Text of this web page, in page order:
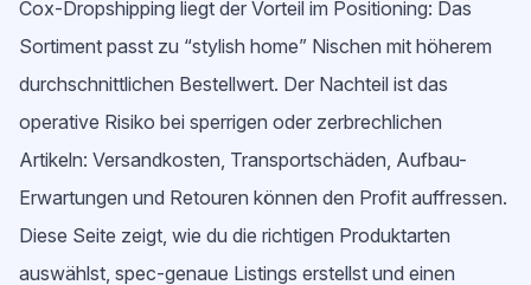
Cox-Dropshipping liegt der Vorteil im Positioning: Das
Sortiment passt zu “stylish home” Nischen mit höherem
durchschnittlichen Bestellwert. Der Nachteil ist das
operative Risiko bei sperrigen oder zerbrechlichen
Artikeln: Versandkosten, Transportschäden, Aufbau-
Erwartungen und Retouren können den Profit auffressen.
Diese Seite zeigt, wie du die richtigen Produktarten
auswählst, spec-genaue Listings erstellst und einen